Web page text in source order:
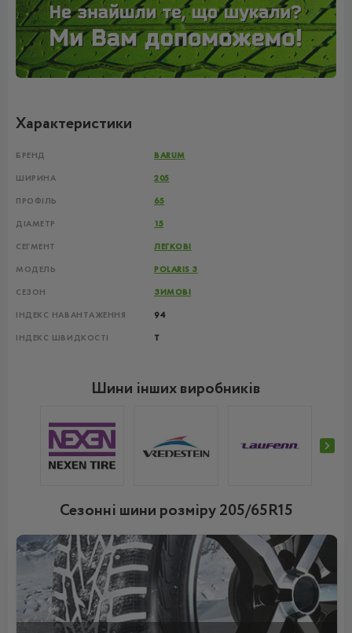
Характеристики
БРЕНД BARUM
ШИРИНА 205
ПРОФІЛЬ 65
ДІАМЕТР 15
СЕГМЕНТ ЛЕГКОВІ
МОДЕЛЬ POLARIS 3
СЕЗОН ЗИМОВІ
ІНДЕКС НАВАНТАЖЕННЯ 94
ІНДЕКС ШВИДКОСТІ T
Шини інших виробників
Сезонні шини розміру 205/65R15